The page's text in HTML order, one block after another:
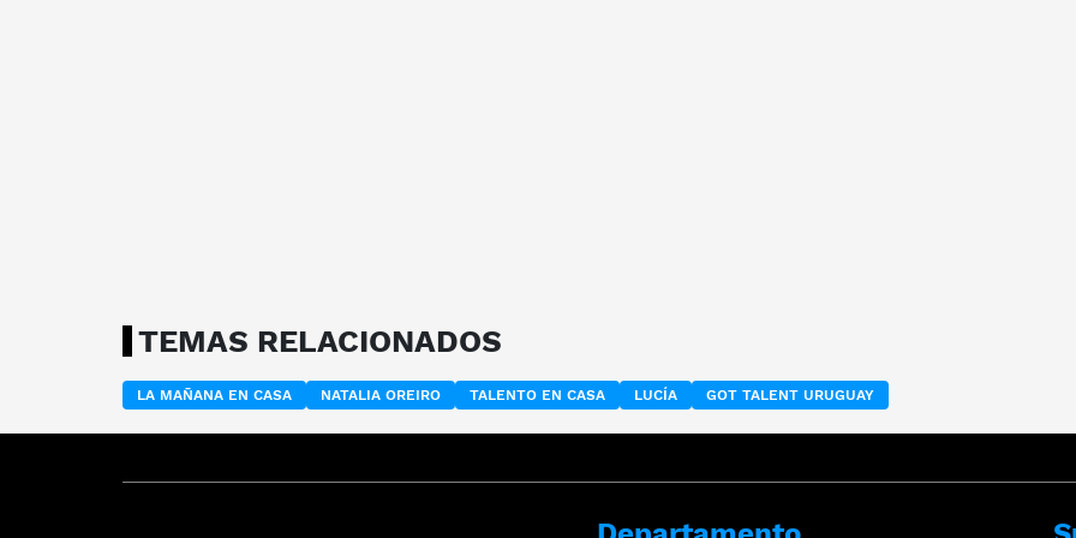
TEMAS RELACIONADOS
LA MAÑANA EN CASA NATALIA OREIRO TALENTO EN CASA LUCÍA GOT TALENT URUGUAY